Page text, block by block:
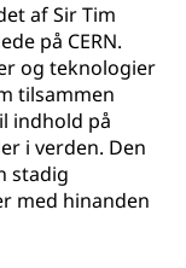
af Sir Tim
på CERN.
og teknologier
tilsammen
indhold på
i verden. Den
stadig
med hinanden